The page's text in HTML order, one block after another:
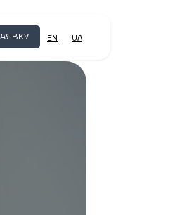
EN UA